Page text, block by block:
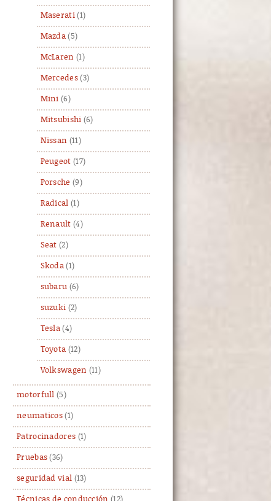
Maserati(1)
Mazda (5)
McLaren (1)
Mercedes(3)
Mini (6)
Mitsubishi (6)
Nissan (11)
Peugeot (17)
Porsche (9)
Radical (1)
Renault (4)
Seat (2)
Skoda (1)
subaru (6)
suzuki (2)
Tesla (4)
Toyota (12)
Volkswagen (11)
motorfull (5)
neumaticos (1)
Patrocinadores (1)
Pruebas (36)
seguridad vial (13)